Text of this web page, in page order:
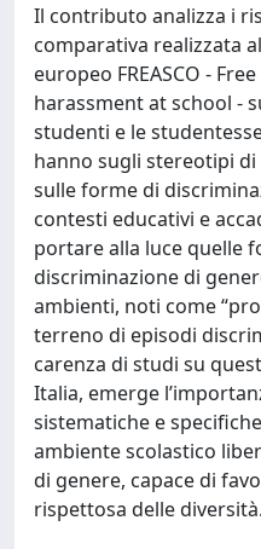
Il contributo analizza i
comparativa realizzata
europeo FREASCO -
harassment at school -
studenti e le
hanno sugli stereotipi di
sulle forme di
contesti educativi e
portare alla luce quelle
discriminazione di
ambienti, noti come
terreno di episodi
carenza di studi su
Italia, emerge
sistematiche e
ambiente scolastico
di genere, capace di
rispettosa delle diversità.